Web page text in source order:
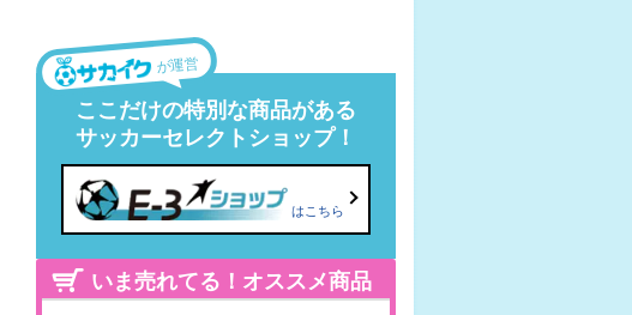
が運営
ここだけの特別な商品がある
サッカーセレクトショップ！
はこちら
いま売れてる！オススメ商品